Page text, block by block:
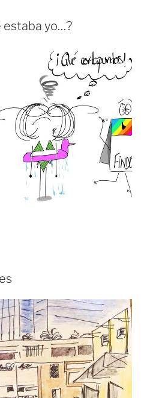
estaba yo…?